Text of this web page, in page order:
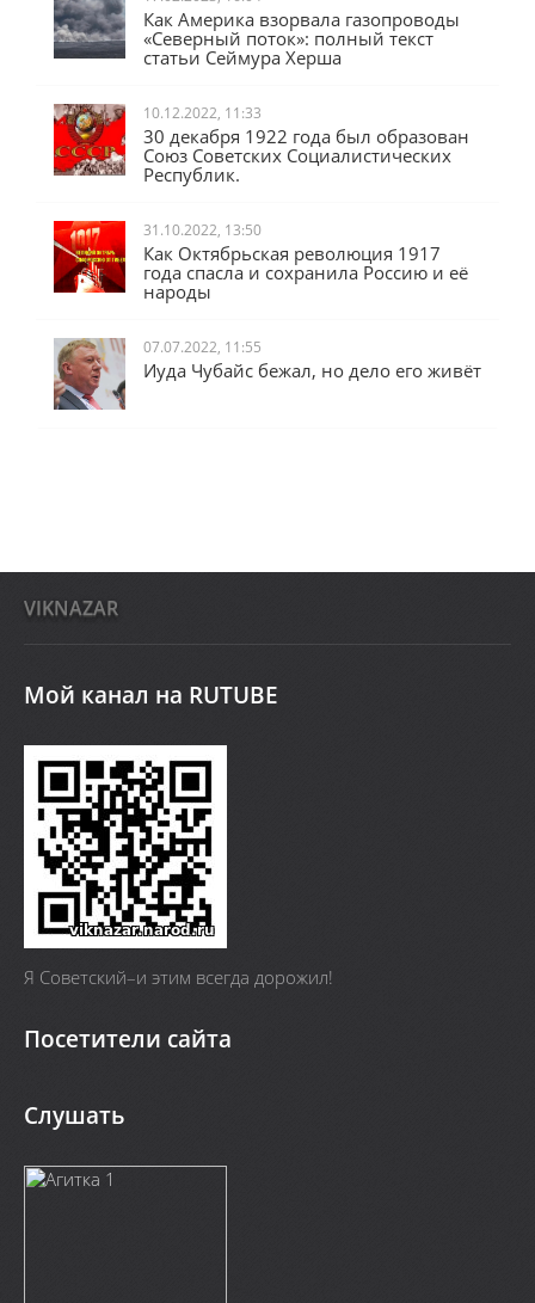
17.02.2023, 16:04
Как Америка взорвала газопроводы
«Северный поток»: полный текст
статьи Сеймура Херша
10.12.2022, 11:33
30 декабря 1922 года был образован
Союз Советских Социалистических
Республик.
31.10.2022, 13:50
Как Октябрьская революция 1917
года спасла и сохранила Россию и её
народы
07.07.2022, 11:55
Иуда Чубайс бежал, но дело его живёт
VIKNAZAR
Мой канал на RUTUBE
Я Cоветский–и этим всегда дорожил!
Посетители сайта
Слушать